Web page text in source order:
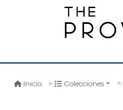
Inicio Colecciones